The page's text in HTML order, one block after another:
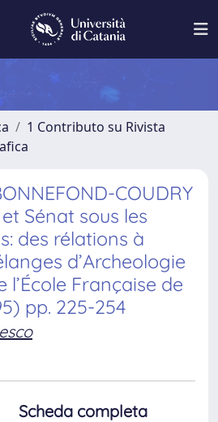
1 Contributo su Rivista
COUDRY
Sénat sous les
des rélations à
d’Archeologie
l’École Française de
pp. 225-254
Scheda completa